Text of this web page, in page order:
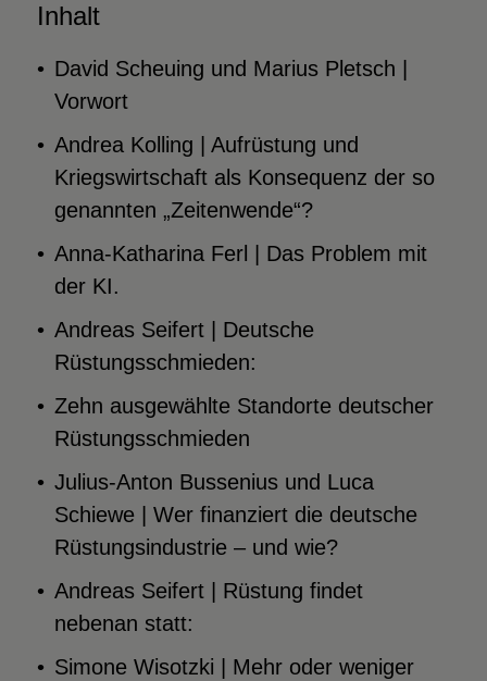
Inhalt
David Scheuing und Marius Pletsch |
Vorwort
Andrea Kolling | Aufrüstung und
Kriegswirtschaft als Konsequenz der so
genannten „Zeitenwende“?
Anna-Katharina Ferl | Das Problem mit
der KI.
Andreas Seifert | Deutsche
Rüstungsschmieden:
Zehn ausgewählte Standorte deutscher
Rüstungsschmieden
Julius-Anton Bussenius und Luca
Schiewe | Wer finanziert die deutsche
Rüstungsindustrie – und wie?
Andreas Seifert | Rüstung findet
nebenan statt:
Simone Wisotzki | Mehr oder weniger